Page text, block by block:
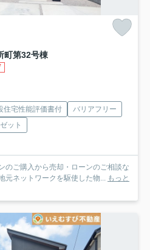
町第32号棟
住宅性能評価書付
バリアフリー
ット
のご購入から売却・ローンのご相談な
元ネットワークを駆使した物...
もっと